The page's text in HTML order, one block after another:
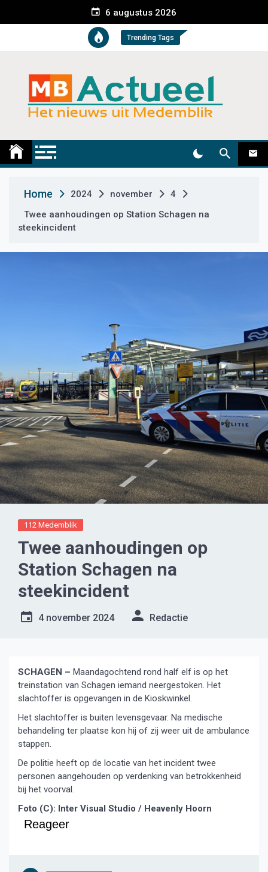
e
t
6 augustus 2026
Trending Tags
Medemblik Actueel
Home 2024 november
4
Twee aanhoudingen op Station Schagen na
steekincident
112 Medemblik
Twee aanhoudingen op
Station Schagen na
steekincident
4 november 2024 Redactie
SCHAGEN – Maandagochtend rond half elf is op het
treinstation van Schagen iemand neergestoken. Het
slachtoffer is opgevangen in de Kioskwinkel.
Het slachtoffer is buiten levensgevaar. Na medische
behandeling ter plaatse kon hij of zij weer uit de ambulance
stappen.
De politie heeft op de locatie van het incident twee
personen aangehouden op verdenking van betrokkenheid
bij het voorval.
Foto (C): Inter Visual Studio / Heavenly Hoorn
Reageer